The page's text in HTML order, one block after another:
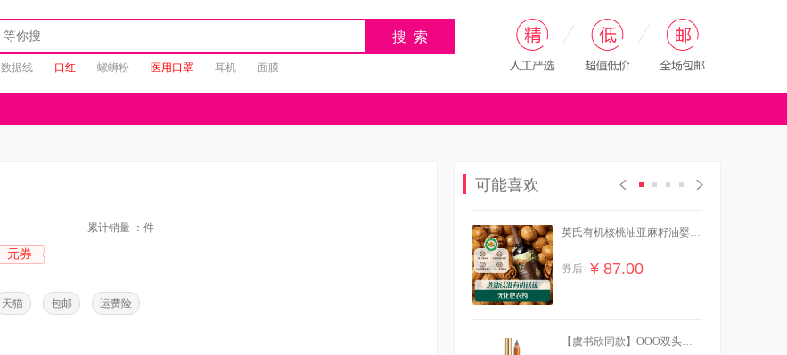
搜 索
数据线 口红 螺蛳粉 医用口罩 耳机 面膜
累计销量 ： 件
元券
天猫 包邮 运费险
可能喜欢
英氏有机核桃油亚麻籽油婴幼
券后 ¥ 87.00
【虞书欣同款】OOO双头修